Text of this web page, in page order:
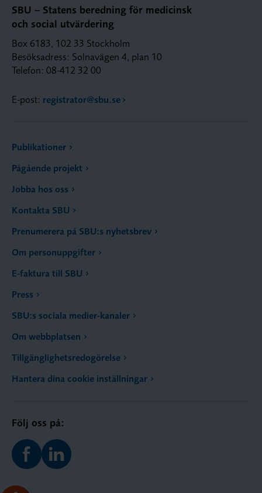
SBU – Statens beredning för medicinsk
och social utvärdering
Box 6183, 102 33 Stockholm
Besöksadress: Solnavägen 4, plan 10
Telefon: 08-412 32 00
E-post: registrator@sbu.se
Publikationer
Pågående projekt
Jobba hos oss
Kontakta SBU
Prenumerera på SBU:s nyhetsbrev
Om personuppgifter
E-faktura till SBU
Press
SBU:s sociala medier-kanaler
Om webbplatsen
Tillgänglighetsredogörelse
Hantera dina cookie inställningar
Följ oss på: